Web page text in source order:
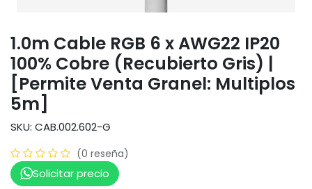
1.0m Cable RGB 6 x AWG22 IP20
100% Cobre (Recubierto Gris) |
[Permite Venta Granel: Multiplos
5m]
SKU: CAB.002.602-G
(0 reseña)
Solicitar precio